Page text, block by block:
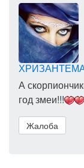
А
год змеи!!!
Жалоба